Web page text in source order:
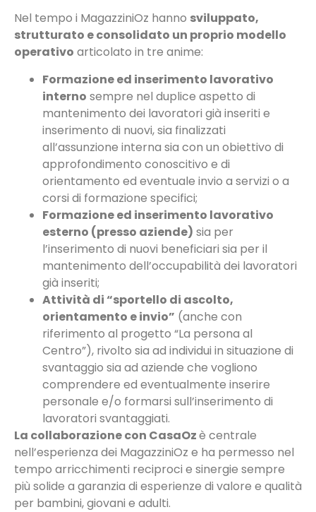
Nel tempo i MagazziniOz hanno sviluppato,
strutturato e consolidato un proprio modello
operativo articolato in tre anime:
Formazione ed inserimento lavorativo
interno sempre nel duplice aspetto di
mantenimento dei lavoratori già inseriti e
inserimento di nuovi, sia finalizzati
all’assunzione interna sia con un obiettivo di
approfondimento conoscitivo e di
orientamento ed eventuale invio a servizi o a
corsi di formazione specifici;
Formazione ed inserimento lavorativo
esterno (presso aziende) sia per
l’inserimento di nuovi beneficiari sia per il
mantenimento dell’occupabilità dei lavoratori
già inseriti;
Attività di “sportello di ascolto,
orientamento e invio” (anche con
riferimento al progetto “La persona al
Centro”), rivolto sia ad individui in situazione di
svantaggio sia ad aziende che vogliono
comprendere ed eventualmente inserire
personale e/o formarsi sull’inserimento di
lavoratori svantaggiati.
La collaborazione con CasaOzè centrale
nell’esperienza dei MagazziniOz e ha permesso nel
tempo arricchimenti reciproci e sinergie sempre
più solide a garanzia di esperienze di valore e qualità
per bambini, giovani e adulti.